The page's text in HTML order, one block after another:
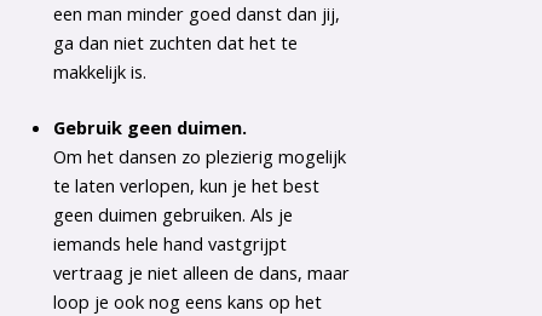
een man minder goed danst dan jij,
ga dan niet zuchten dat het te
makkelijk is.
Gebruik geen duimen.
Om het dansen zo plezierig mogelijk
te laten verlopen, kun je het best
geen duimen gebruiken. Als je
iemands hele hand vastgrijpt
vertraag je niet alleen de dans, maar
loop je ook nog eens kans op het